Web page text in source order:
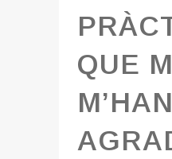
QUE
M’HAN